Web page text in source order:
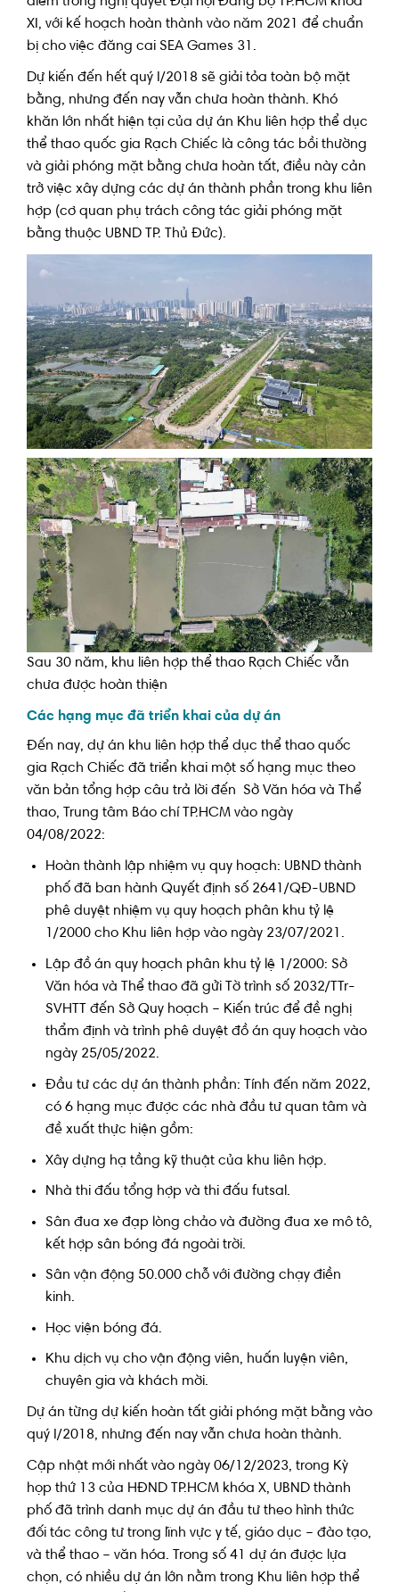
XI, với kế hoạch hoàn thành vào năm 2021 để chuẩn
bị cho việc đăng cai SEA Games 31.
Dự kiến đến hết quý I/2018 sẽ giải tỏa toàn bộ mặt
bằng, nhưng đến nay vẫn chưa hoàn thành. Khó
khăn lớn nhất hiện tại của dự án Khu liên hợp thể dục
thể thao quốc gia Rạch Chiếc là công tác bồi thường
và giải phóng mặt bằng chưa hoàn tất, điều này cản
trở việc xây dựng các dự án thành phần trong khu liên
hợp (cơ quan phụ trách công tác giải phóng mặt
bằng thuộc UBND TP. Thủ Đức).
Sau 30 năm, khu liên hợp thể thao Rạch Chiếc vẫn
chưa được hoàn thiện
Các hạng mục đã triển khai của dự án
Đến nay, dự án khu liên hợp thể dục thể thao quốc
gia Rạch Chiếc đã triển khai một số hạng mục theo
văn bản tổng hợp câu trả lời đến Sở Văn hóa và Thể
thao, Trung tâm Báo chí TP.HCM vào ngày
04/08/2022:
Hoàn thành lập nhiệm vụ quy hoạch: UBND thành
phố đã ban hành Quyết định số 2641/QĐ-UBND
phê duyệt nhiệm vụ quy hoạch phân khu tỷ lệ
1/2000 cho Khu liên hợp vào ngày 23/07/2021.
Lập đồ án quy hoạch phân khu tỷ lệ 1/2000: Sở
Văn hóa và Thể thao đã gửi Tờ trình số 2032/TTr-
SVHTT đến Sở Quy hoạch – Kiến trúc để đề nghị
thẩm định và trình phê duyệt đồ án quy hoạch vào
ngày 25/05/2022.
Đầu tư các dự án thành phần: Tính đến năm 2022,
có 6 hạng mục được các nhà đầu tư quan tâm và
đề xuất thực hiện gồm:
Xây dựng hạ tầng kỹ thuật của khu liên hợp.
Nhà thi đấu tổng hợp và thi đấu futsal.
Sân đua xe đạp lòng chảo và đường đua xe mô tô,
kết hợp sân bóng đá ngoài trời.
Sân vận động 50.000 chỗ với đường chạy điền
kinh.
Học viện bóng đá.
Khu dịch vụ cho vận động viên, huấn luyện viên,
chuyên gia và khách mời.
Dự án từng dự kiến hoàn tất giải phóng mặt bằng vào
quý I/2018, nhưng đến nay vẫn chưa hoàn thành.
Cập nhật mới nhất vào ngày 06/12/2023, trong Kỳ
họp thứ 13 của HĐND TP.HCM khóa X, UBND thành
phố đã trình danh mục dự án đầu tư theo hình thức
đối tác công tư trong lĩnh vực y tế, giáo dục – đào tạo,
và thể thao – văn hóa. Trong số 41 dự án được lựa
chọn, có nhiều dự án lớn nằm trong Khu liên hợp thể